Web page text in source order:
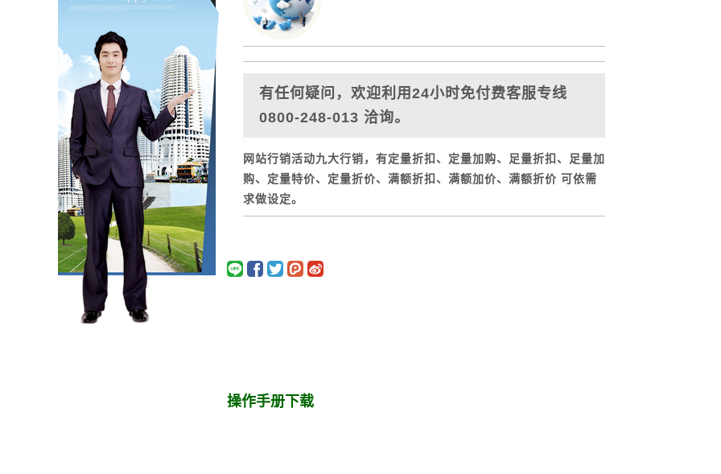
有任何疑问，欢迎利用24小时免付费客服专线
0800-248-013 洽询。
网站行销活动九大行销，有定量折扣、定量加购、足量折扣、足量加
购、定量特价、定量折价、满额折扣、满额加价、满额折价 可依需
求做设定。
操作手册下载